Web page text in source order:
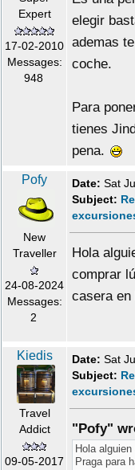
Expert
17-02-2010
Messages:
948
elegir
ademas
coche.
Para
tienes
pena.
Pofy
New
Traveller
24-08-2024
Messages:
2
Date: Sat
Subject:
Hola
comprar
casera en
Kiedis
Travel
Addict
09-05-2017
Date: Sat
Subject:
"Pofy"
Hola
Praga para